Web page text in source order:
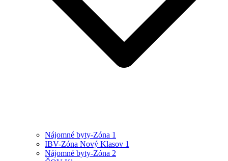
Nájomné byty-Zóna 1
IBV-Zóna Nový Klasov 1
Nájomné byty-Zóna 2